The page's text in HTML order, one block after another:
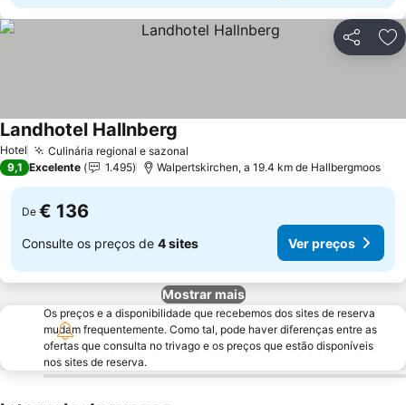
Partilhar
Hotel Culinária regional e sazonal
Landhotel Hallnberg
9,1 Excelente 1.495 Walpertskirchen, a 19.4 km de Hallbergmoos
De € 136
Consulte os preços de 4 sites Ver preços
Mostrar mais
Os preços e a disponibilidade que recebemos dos sites de reserva
mudam frequentemente. Como tal, pode haver diferenças entre as
ofertas que consulta no trivago e os preços que estão disponíveis
nos sites de reserva.